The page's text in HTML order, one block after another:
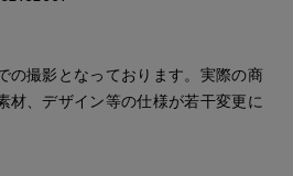
の撮影となっております。実際の商
材、デザイン等の仕様が若干変更に